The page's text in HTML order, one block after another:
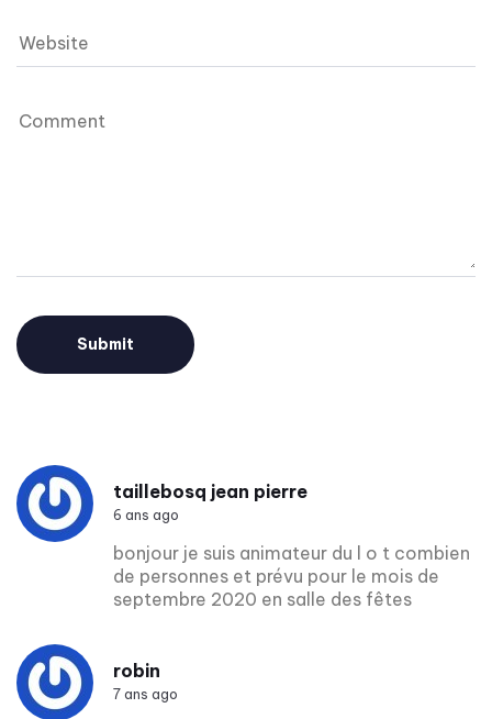
taillebosq jean pierre
6 ans ago
bonjour je suis animateur du l o t combien
de personnes et prévu pour le mois de
septembre 2020 en salle des fêtes
robin
7 ans ago